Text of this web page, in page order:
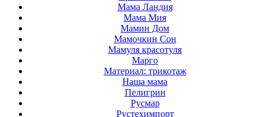
Мама Ландия
Мама Мия
Мамин Дом
Мамочкин Сон
Мамуля красотуля
Марго
Материал: трикотаж
Наша мама
Пелигрин
Русмар
Рустехимпорт